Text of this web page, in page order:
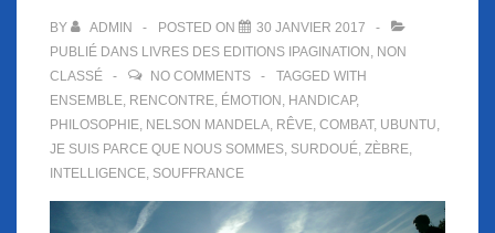
BY ADMIN POSTED ON
30 JANVIER 2017
PUBLIÉ DANS LIVRES DES EDITIONS IPAGINATION , NON
CLASSÉ
NO COMMENTS
TAGGED WITH
ENSEMBLE, RENCONTRE, ÉMOTION , HANDICAP,
PHILOSOPHIE, NELSON MANDELA, RÊVE, COMBAT, UBUNTU,
JE SUIS PARCE QUE NOUS SOMMES, SURDOUÉ, ZÈBRE,
INTELLIGENCE, SOUFFRANCE